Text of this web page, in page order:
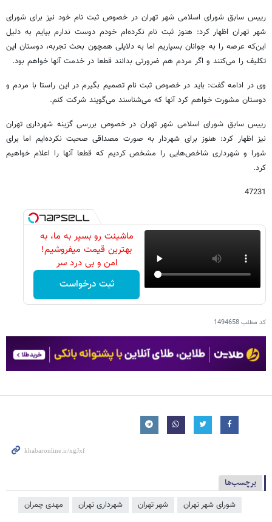
رییس سابق شورای اسلامی شهر تهران در خصوص ثبت نام خود نیز برای شورای
شهر تهران اظهار کرد: هنوز ثبت نام نکرده‌ام خودم دوست ندارم بیایم به دلیل
این‌که عرصه را به جوانان بسپاریم اما به دلایلی همچون بحث تجربه، دوستان این
تکلیف را می‌کنند و اگر مردم هم ضرورتی بدانند قطعا در خدمت آنها خواهم بود.
وی در ادامه گفت: باید در خصوص ثبت نام تصمیم بگیرم در این راستا با مردم و
دوستان مشورت خواهم کرد آنها که می‌شناسند می‌گویند شرکت کنم.
رییس سابق شورای اسلامی شهر تهران در خصوص بررسی گزینه شهرداری تهران
نیز اظهار کرد: هنوز برای شهردار به صورت مصداقی صحبت نکرده‌ایم اما برای
شورا و شهرداری شاخص‌هایی را مشخص کردیم که قطعا آنها را اعلام خواهیم
کرد.
47231
ماشینت رو بسپر به ما، به
بهترین قیمت میفروشیم!
امن و بی درد سر
ثبت درخواست
کد مطلب1494658
برچسب‌ها
شورای شهر تهران شهر تهران شهرداری تهران مهدی چمران